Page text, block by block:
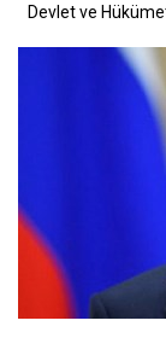
Devlet ve